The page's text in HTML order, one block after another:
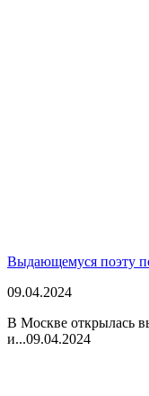
Выдающемуся поэту
09.04.2024
В Москве открылась
и...09.04.2024